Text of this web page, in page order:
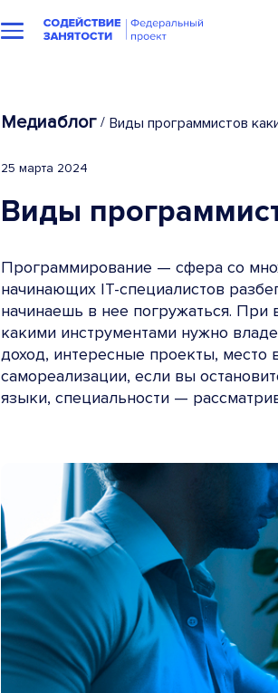
Медиаблог / Виды программистов
25 марта 2024
Виды
Программирование — сфера со
начинающих IT-специалистов
начинаешь в нее погружаться. При
какими инструментами нужно
доход, интересные проекты,
самореализации, если вы
языки, специальности —